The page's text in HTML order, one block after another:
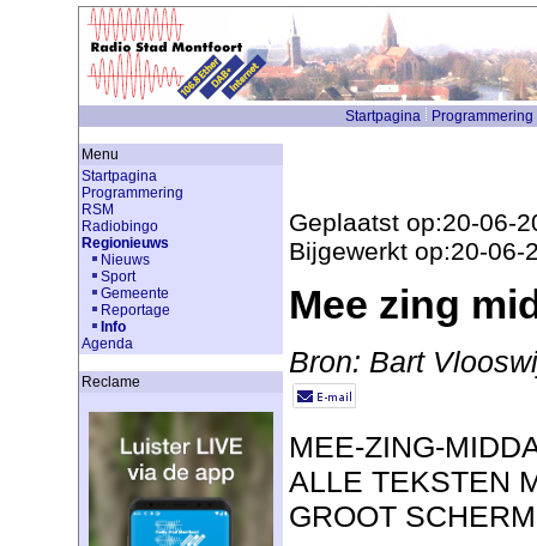
Startpagina Programmering
Menu
Startpagina
Programmering
RSM
Radiobingo
Regionieuws
Nieuws
Sport
Gemeente
Reportage
Info
Agenda
Reclame
Geplaatst op:20-06-
Bijgewerkt op:20-06-
Mee zing
Bron: Bart
MEE-ZING-
ALLE TEKSTEN
GROOT SCHERM